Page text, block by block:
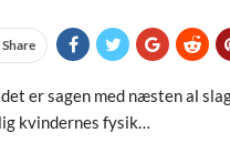
Share
er sagen med næsten al
kvindernes fysik…